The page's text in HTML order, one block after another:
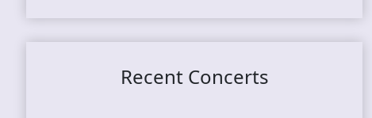
Recent Concerts